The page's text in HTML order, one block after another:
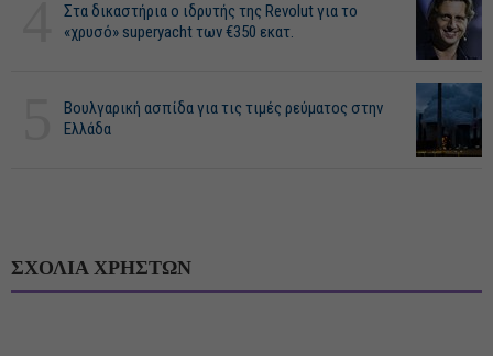
Στα δικαστήρια ο ιδρυτής της Revolut για το
«χρυσό» superyacht των €350 εκατ.
Βουλγαρική ασπίδα για τις τιμές ρεύματος στην
Ελλάδα
ΣΧΟΛΙΑ ΧΡΗΣΤΩΝ